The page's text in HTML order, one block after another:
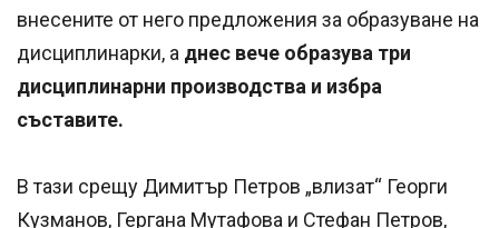
внесените от него предложения за образуване на
дисциплинарки, а днес вече образува три
дисциплинарни производства и избра
съставите.
В тази срещу Димитър Петров „влизат“ Георги
Кузманов, Гергана Мутафова и Стефан Петров,